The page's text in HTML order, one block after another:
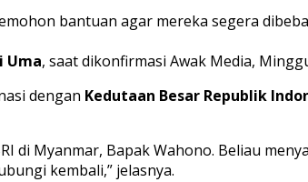
bantuan agar mereka segera
Uma, saat dikonfirmasi Awak Media,
dengan Kedutaan Besar Republik
di Myanmar, Bapak Wahono. Beliau
kembali,” jelasnya.